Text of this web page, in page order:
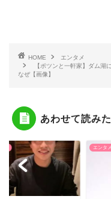
HOME
エンタメ
【ポツンと一軒家】ダム湖
なぜ【画像】
あわせて読み
エンタメ